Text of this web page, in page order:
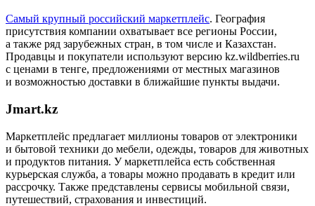
Самый крупный российский маркетплейс. География
присутствия компании охватывает все регионы России,
а также ряд зарубежных стран, в том числе и Казахстан.
Продавцы и покупатели используют версию kz.wildberries.ru
с ценами в тенге, предложениями от местных магазинов
и возможностью доставки в ближайшие пункты выдачи.
Jmart.kz
Маркетплейс предлагает миллионы товаров от электроники
и бытовой техники до мебели, одежды, товаров для животных
и продуктов питания. У маркетплейса есть собственная
курьерская служба, а товары можно продавать в кредит или
рассрочку. Также представлены сервисы мобильной связи,
путешествий, страхования и инвестиций.